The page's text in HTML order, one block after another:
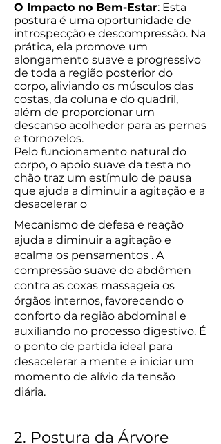
O Impacto no Bem-Estar: Esta
postura é uma oportunidade de
introspecção e descompressão. Na
prática, ela promove um
alongamento suave e progressivo
de toda a região posterior do
corpo, aliviando os músculos das
costas, da coluna e do quadril,
além de proporcionar um
descanso acolhedor para as pernas
e tornozelos.
Pelo funcionamento natural do
corpo, o apoio suave da testa no
chão traz um estímulo de pausa
que ajuda a diminuir a agitação e a
desacelerar o
Mecanismo de defesa e reação
ajuda a diminuir a agitação e
acalma os pensamentos . A
compressão suave do abdômen
contra as coxas massageia os
órgãos internos, favorecendo o
conforto da região abdominal e
auxiliando no processo digestivo. É
o ponto de partida ideal para
desacelerar a mente e iniciar um
momento de alívio da tensão
diária.
2. Postura da Árvore